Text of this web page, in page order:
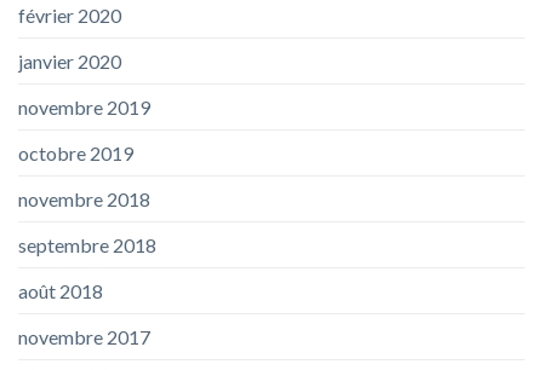
février 2020
janvier 2020
novembre 2019
octobre 2019
novembre 2018
septembre 2018
août 2018
novembre 2017